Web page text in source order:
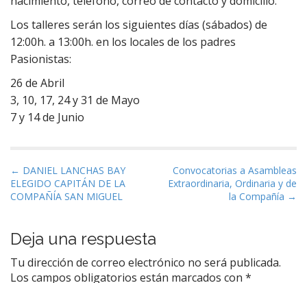
Los talleres serán los siguientes días (sábados) de
12:00h. a 13:00h. en los locales de los padres
Pasionistas:
26 de Abril
3, 10, 17, 24 y 31 de Mayo
7 y 14 de Junio
N
a
g
a
c
← DANIEL LANCHAS BAY
ELEGIDO CAPITÁN DE LA
COMPAÑÍA SAN MIGUEL
Convocatorias a Asambleas
Extraordinaria, Ordinaria y de
la Compañía →
Deja una respuesta
Tu dirección de correo electrónico no será publicada.
Los campos obligatorios están marcados con *